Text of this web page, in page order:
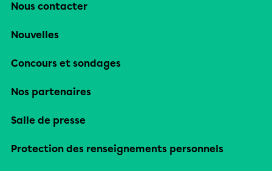
Nous contacter
Nouvelles
Concours et sondages
Nos partenaires
Salle de presse
Protection des renseignements personnels